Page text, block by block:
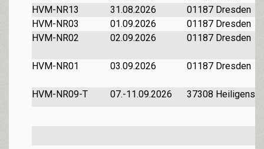
HVM-NR13
31.08.2026
01187 Dresden
HVM-NR03
01.09.2026
01187 Dresden
HVM-NR02
02.09.2026 01187 Dresden
HVM-NR01 03.09.2026 01187 Dresden
HVM-NR09-T 07.-11.09.2026 37308